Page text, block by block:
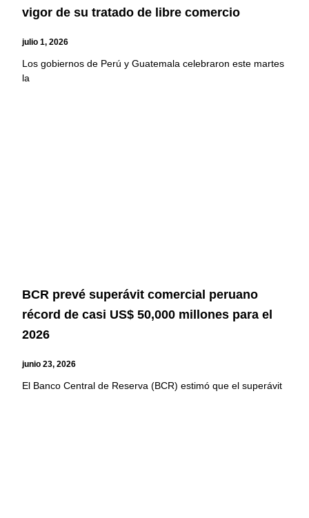
vigor de su tratado de libre comercio
julio 1, 2026
Los gobiernos de Perú y Guatemala celebraron este martes
la
BCR prevé superávit comercial peruano
récord de casi US$ 50,000 millones para el
2026
junio 23, 2026
El Banco Central de Reserva (BCR) estimó que el superávit